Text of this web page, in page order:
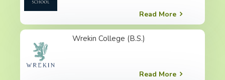
Read More
Wrekin College (B.S.)
Read More